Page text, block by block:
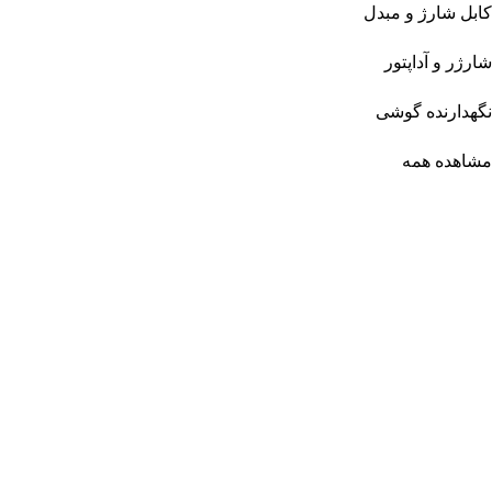
کابل شارژ و مبدل
شارژر و آداپتور
نگهدارنده گوشی
مشاهده همه